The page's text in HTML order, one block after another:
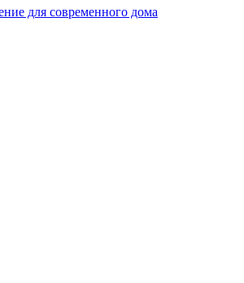
для современного дома